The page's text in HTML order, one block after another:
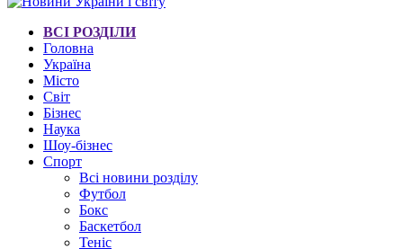
ВСІ РОЗДІЛИ
Головна
Україна
Місто
Світ
Бізнес
Наука
Шоу-бізнес
Спорт
Всі новини розділу
Футбол
Бокс
Баскетбол
Теніс